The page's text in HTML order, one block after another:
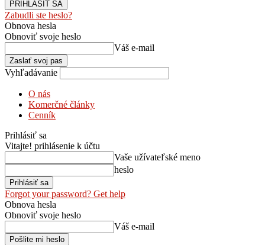
Zabudli ste heslo?
Obnova hesla
Obnoviť svoje heslo
Váš e-mail
Vyhľadávanie
O nás
Komerčné články
Cenník
Prihlásiť sa
Vitajte! prihlásenie k účtu
Vaše užívateľské meno
heslo
Forgot your password? Get help
Obnova hesla
Obnoviť svoje heslo
Váš e-mail